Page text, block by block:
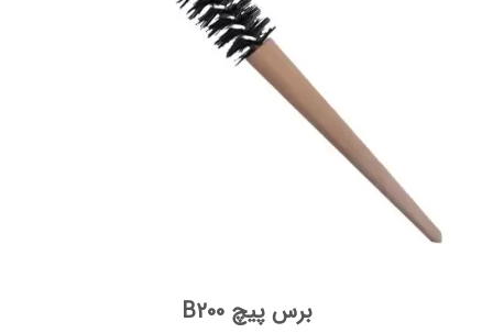
برس پیچ B200